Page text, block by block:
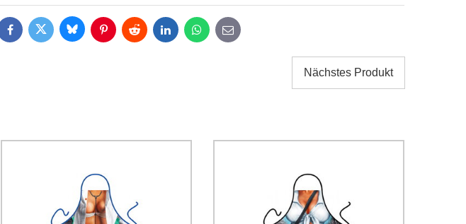
Daten zum Zwecke der Absendung einverstanden. Ich habe
FacebookTwitter BlueskyPinterestReddit LinkedInWhatsApp
E-
mail
Nächstes Produkt